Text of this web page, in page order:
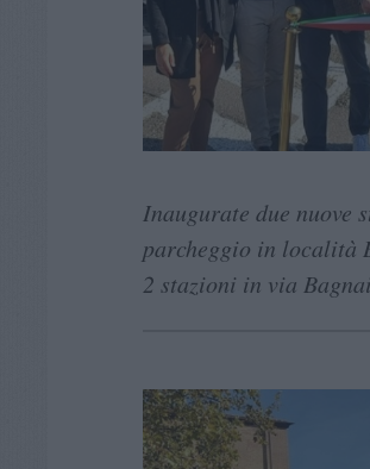
Inaugurate due
parcheggio in località
2 stazioni in via